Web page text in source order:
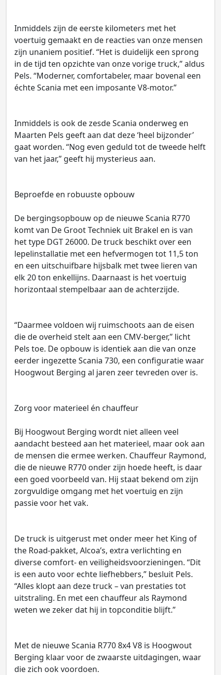
Inmiddels zijn de eerste kilometers met het
voertuig gemaakt en de reacties van onze mensen
zijn unaniem positief. “Het is duidelijk een sprong
in de tijd ten opzichte van onze vorige truck,” aldus
Pels. “Moderner, comfortabeler, maar bovenal een
échte Scania met een imposante V8-motor.”
Inmiddels is ook de zesde Scania onderweg en
Maarten Pels geeft aan dat deze ‘heel bijzonder’
gaat worden. “Nog even geduld tot de tweede helft
van het jaar,” geeft hij mysterieus aan.
Beproefde en robuuste opbouw
De bergingsopbouw op de nieuwe Scania R770
komt van De Groot Techniek uit Brakel en is van
het type DGT 26000. De truck beschikt over een
lepelinstallatie met een hefvermogen tot 11,5 ton
en een uitschuifbare hijsbalk met twee lieren van
elk 20 ton enkellijns. Daarnaast is het voertuig
horizontaal stempelbaar aan de achterzijde.
“Daarmee voldoen wij ruimschoots aan de eisen
die de overheid stelt aan een CMV-berger,” licht
Pels toe. De opbouw is identiek aan die van onze
eerder ingezette Scania 730, een configuratie waar
Hoogwout Berging al jaren zeer tevreden over is.
Zorg voor materieel én chauffeur
Bij Hoogwout Berging wordt niet alleen veel
aandacht besteed aan het materieel, maar ook aan
de mensen die ermee werken. Chauffeur Raymond,
die de nieuwe R770 onder zijn hoede heeft, is daar
een goed voorbeeld van. Hij staat bekend om zijn
zorgvuldige omgang met het voertuig en zijn
passie voor het vak.
De truck is uitgerust met onder meer het King of
the Road-pakket, Alcoa’s, extra verlichting en
diverse comfort- en veiligheidsvoorzieningen. “Dit
is een auto voor echte liefhebbers,” besluit Pels.
“Alles klopt aan deze truck – van prestaties tot
uitstraling. En met een chauffeur als Raymond
weten we zeker dat hij in topconditie blijft.”
Met de nieuwe Scania R770 8x4 V8 is Hoogwout
Berging klaar voor de zwaarste uitdagingen, waar
die zich ook voordoen.